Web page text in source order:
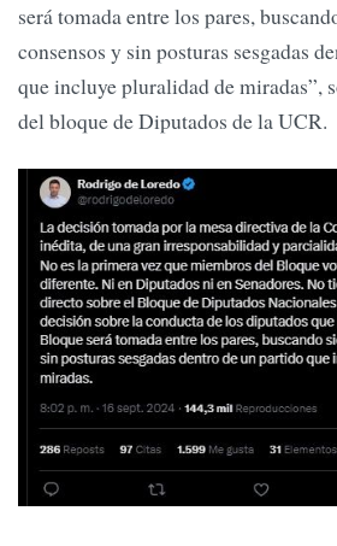
será tomada entre los pares,
consensos y sin posturas sesgadas
que incluye pluralidad de miradas”,
del bloque de Diputados de la UCR.